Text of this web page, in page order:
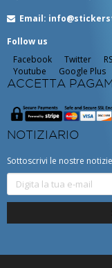
Email:
Follow us
Facebook
Twitter
Youtube
Google Plus
ACCETTA
NOTIZIARIO
Sottoscrivi le nostre